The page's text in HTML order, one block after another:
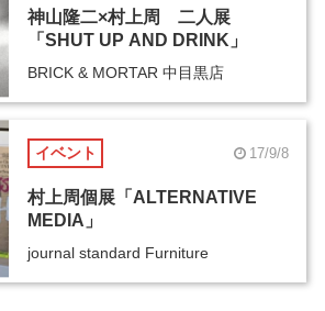
神山隆二×村上周 二人展
「SHUT UP AND DRINK」
BRICK & MORTAR 中目黒店
イベント 17/9/8
村上周個展「ALTERNATIVE
MEDIA」
journal standard Furniture